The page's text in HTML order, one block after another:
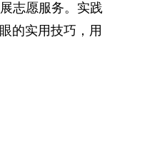
志愿服务。实践
的实用技巧，用